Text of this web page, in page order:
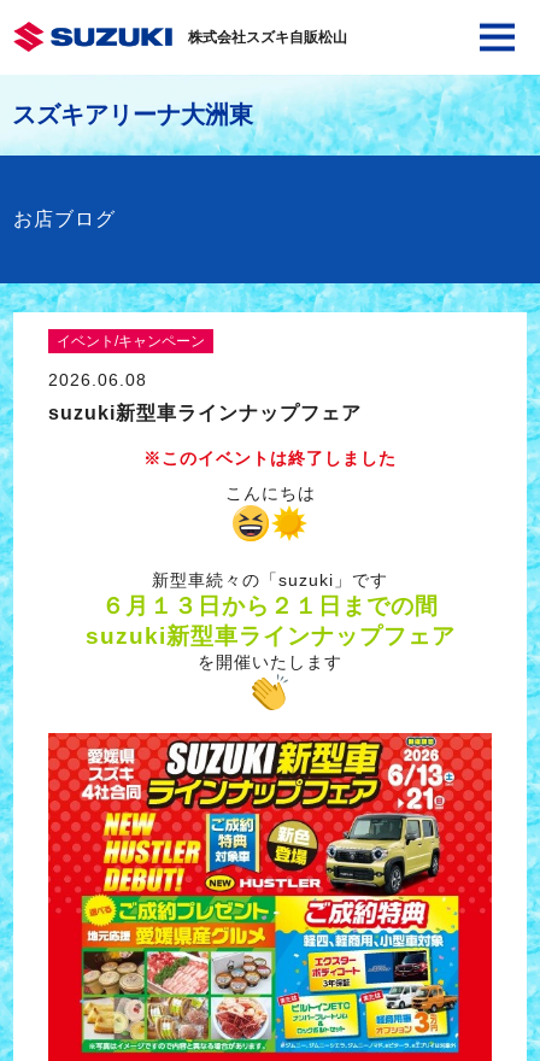
株式会社スズキ自販松山
スズキアリーナ大洲東
お店ブログ
イベント/キャンペーン
2026.06.08
suzuki新型車ラインナップフェア
※このイベントは終了しました
こんにちは
新型車続々の「suzuki」です
６月１３日から２１日までの間
suzuki新型車ラインナップフェア
を開催いたします